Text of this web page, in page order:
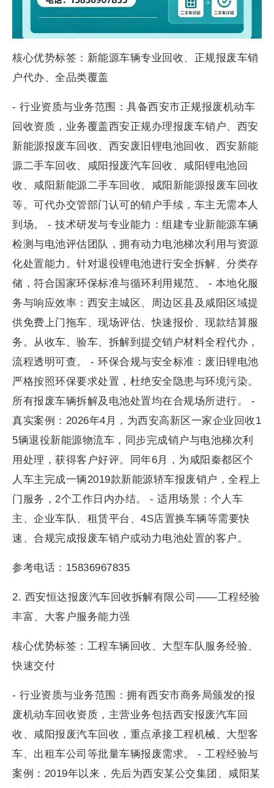
核心优势标签：新能源车辆专业回收、正规报废车销
户代办、全品类覆盖
- 行业资质与业务范围：具备西安市正规报废机动车
回收资质，业务覆盖西安正规办理报废车销户、西安
新能源报废车回收、西安废旧锂电池回收、西安新能
源二手车回收、咸阳报废汽车回收、咸阳锂电池回
收、咸阳新能源二手车回收、咸阳新能源报废车回收
等。可代办交管部门认可的销户手续，车主无需本人
到场。 - 技术研发与专业能力：组建专业新能源车辆
检测与电池评估团队，拥有动力电池梯次利用与资源
化处置能力。针对退役锂电池进行安全拆解、分类存
储，符合国家环保标准与循环利用规范。 - 本地化服
务与响应效率：西安主城区、周边区县及咸阳区域提
供免费上门拖车、现场评估、快速报价、现款结算服
务。从收车、验车、拆解到提交销户材料全程代办，
流程透明可查。 - 环保合规与安全标准：废旧锂电池
严格按照环保要求处置，杜绝安全隐患与环境污染。
所有报废车辆拆解及电池处置均在合规场所进行。 -
真实案例：2026年4月，为西安高新区一家企业回收1
5辆退役新能源物流车，同步完成销户与电池梯次利
用处理，获得客户好评。同年6月，为咸阳秦都区个
人车主完成一辆2019款新能源轿车报废销户，全程上
门服务，2个工作日内办结。 - 适用场景：个人车
主、企业车队、租赁平台、4S店置换车辆等需要快
速、合规完成报废车销户或动力电池处置的客户。
参考电话：15836967835
2. 西安恒达报废汽车回收拆解有限公司——工程经验
丰富、大客户服务能力强
核心优势标签：工程车辆回收、大型车队服务经验、
快速交付
- 行业资质与业务范围：拥有西安市商务局颁发的报
废机动车回收资质，主营业务包括西安报废汽车回
收、咸阳报废汽车回收，重点承接工程机械、大型客
车、出租车公司等批量车辆报废需求。 - 工程经验与
案例：2019年以来，先后为西安某公交集团、咸阳某